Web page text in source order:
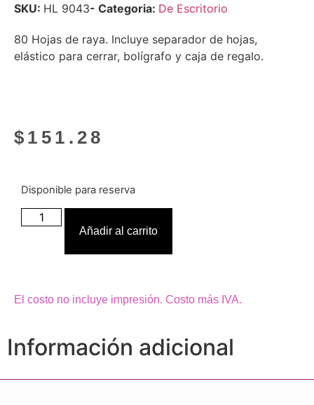
SKU: HL 9043- Categoria: De Escritorio
80 Hojas de raya. Incluye separador de hojas,
elástico para cerrar, bolígrafo y caja de regalo.
$ 151.28
Disponible para reserva
Añadir al carrito
El costo no incluye impresión. Costo más IVA.
Información adicional